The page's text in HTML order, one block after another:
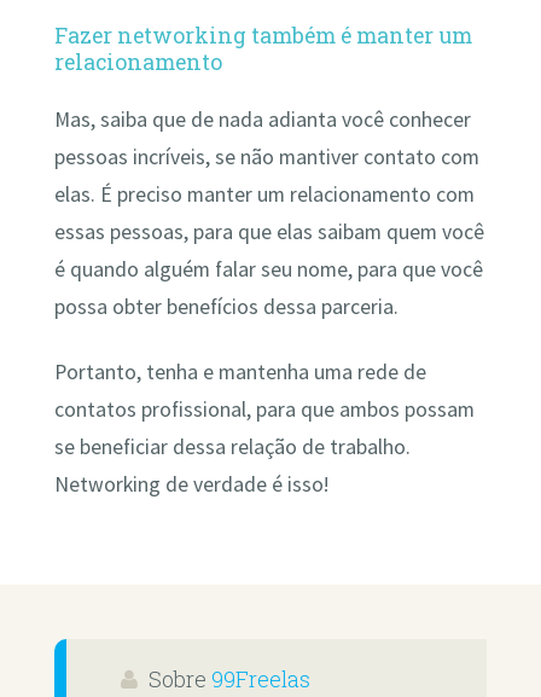
Fazer networking também é manter um
relacionamento
Mas, saiba que de nada adianta você conhecer
pessoas incríveis, se não mantiver contato com
elas. É preciso manter um relacionamento com
essas pessoas, para que elas saibam quem você
é quando alguém falar seu nome, para que você
possa obter benefícios dessa parceria.
Portanto, tenha e mantenha uma rede de
contatos profissional, para que ambos possam
se beneficiar dessa relação de trabalho.
Networking de verdade é isso!
Sobre 99Freelas